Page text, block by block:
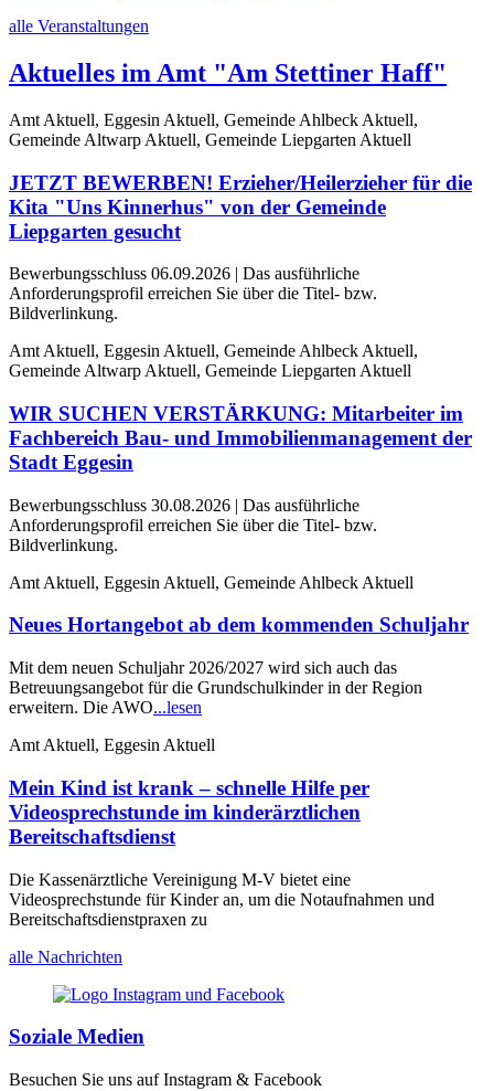
alle Veranstaltungen
Aktuelles im Amt "Am Stettiner Haff"
Amt Aktuell, Eggesin Aktuell, Gemeinde Ahlbeck Aktuell,
Gemeinde Altwarp Aktuell, Gemeinde Liepgarten Aktuell
JETZT BEWERBEN! Erzieher/Heilerzieher für die
Kita "Uns Kinnerhus" von der Gemeinde
Liepgarten gesucht
Bewerbungsschluss 06.09.2026 | Das ausführliche
Anforderungsprofil erreichen Sie über die Titel- bzw.
Bildverlinkung.
Amt Aktuell, Eggesin Aktuell, Gemeinde Ahlbeck Aktuell,
Gemeinde Altwarp Aktuell, Gemeinde Liepgarten Aktuell
WIR SUCHEN VERSTÄRKUNG: Mitarbeiter im
Fachbereich Bau- und Immobilienmanagement der
Stadt Eggesin
Bewerbungsschluss 30.08.2026 | Das ausführliche
Anforderungsprofil erreichen Sie über die Titel- bzw.
Bildverlinkung.
Amt Aktuell, Eggesin Aktuell, Gemeinde Ahlbeck Aktuell
Neues Hortangebot ab dem kommenden Schuljahr
Mit dem neuen Schuljahr 2026/2027 wird sich auch das
Betreuungsangebot für die Grundschulkinder in der Region
erweitern. Die AWO...lesen
Amt Aktuell, Eggesin Aktuell
Mein Kind ist krank – schnelle Hilfe per
Videosprechstunde im kinderärztlichen
Bereitschaftsdienst
Die Kassenärztliche Vereinigung M-V bietet eine
Videosprechstunde für Kinder an, um die Notaufnahmen und
Bereitschaftsdienstpraxen zu
alle Nachrichten
Soziale Medien
Besuchen Sie uns auf Instagram & Facebook